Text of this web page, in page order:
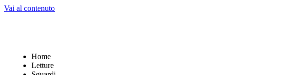
Vai al contenuto
Home
Letture